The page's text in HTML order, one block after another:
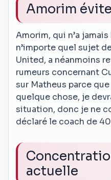
Amorim
Amorim, qui n’a
n’importe quel sujet
United, a néanmoins
rumeurs concernant
sur Matheus parce
quelque chose, je
situation, donc je ne
déclaré le coach de
actuelle